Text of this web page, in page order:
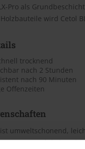
Pro als
wird Cetol
trocknend
nach 2 Stunden
nach 90 Minuten
Offenzeiten
ist umweltschonend,
Das Produkt ist mit